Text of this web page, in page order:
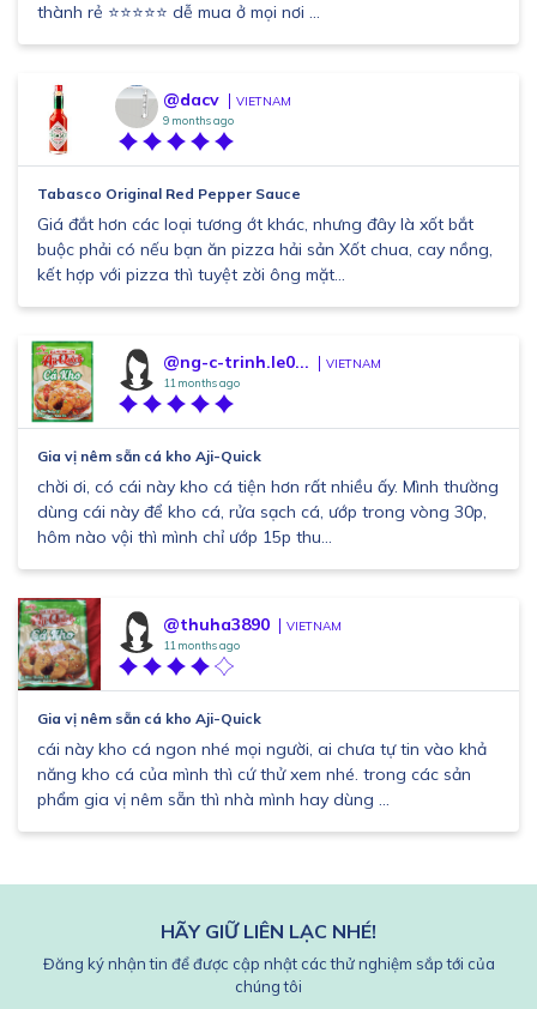
thành rẻ ⭐️⭐️⭐️⭐️⭐️ dễ mua ở mọi nơi ...
@dacv VIETNAM
9 months ago
Tabasco Original Red Pepper Sauce
Giá đắt hơn các loại tương ớt khác, nhưng đây là xốt bắt
buộc phải có nếu bạn ăn pizza hải sản Xốt chua, cay nồng,
kết hợp với pizza thì tuyệt zời ông mặt...
@ng-c-trinh.le0... VIETNAM
11 months ago
Gia vị nêm sẵn cá kho Aji-Quick
chời ơi, có cái này kho cá tiện hơn rất nhiều ấy. Mình thường
dùng cái này để kho cá, rửa sạch cá, ướp trong vòng 30p,
hôm nào vội thì mình chỉ ướp 15p thu...
@thuha3890 VIETNAM
11 months ago
Gia vị nêm sẵn cá kho Aji-Quick
cái này kho cá ngon nhé mọi người, ai chưa tự tin vào khả
năng kho cá của mình thì cứ thử xem nhé. trong các sản
phẩm gia vị nêm sẵn thì nhà mình hay dùng ...
HÃY GIỮ LIÊN LẠC NHÉ!
Đăng ký nhận tin để được cập nhật các thử nghiệm sắp tới của
chúng tôi